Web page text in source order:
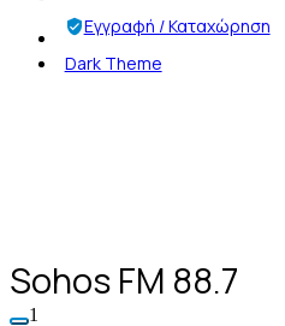
Εγγραφή / Καταχώρηση
Dark Theme
Sohos FM 88.7
1